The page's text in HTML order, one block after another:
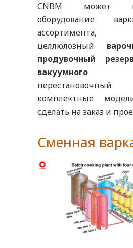
CNBM может
оборудование
целлюлозный
продувочный
вакуумного
перестановочный
комплектные
сделать на заказ и
Сменная